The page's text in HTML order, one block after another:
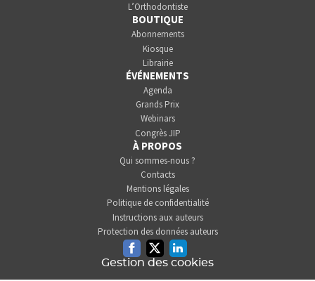
L’Orthodontiste
BOUTIQUE
Abonnements
Kiosque
Librairie
ÉVÉNEMENTS
Agenda
Grands Prix
Webinars
Congrès JIP
À PROPOS
Qui sommes-nous ?
Contacts
Mentions légales
Politique de confidentialité
Instructions aux auteurs
Protection des données auteurs
FacebookTwitterLinkedin
Gestion des cookies